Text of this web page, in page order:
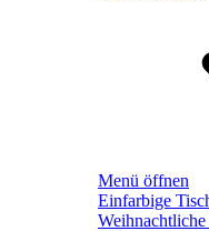
Menü öffnen
Einfarbige